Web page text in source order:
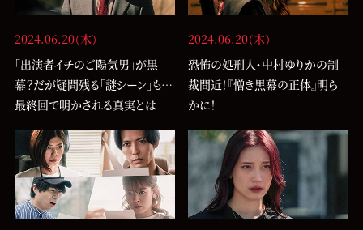
2024.06.20（木）
「出演者イチのご陽気男」が黒
幕？だが疑問残る「謎シーン」も…
最終回で明かされる真実とは
2024.06.20（木）
恐怖の処刑人・中村ゆりかの制
裁間近！『憎き黒幕の正体』明ら
かに！